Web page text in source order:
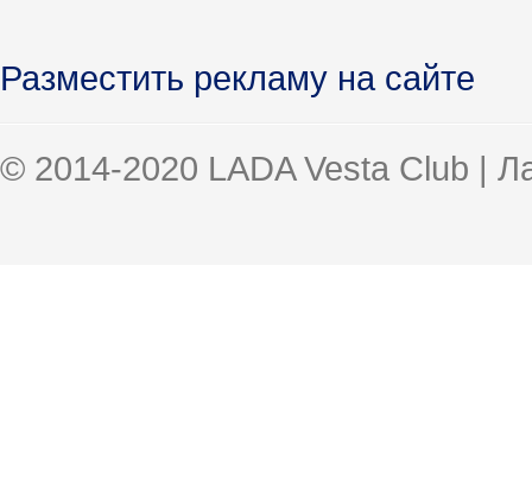
Разместить рекламу на сайте
© 2014-2020 LADA Vesta Club |